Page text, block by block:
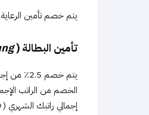
يتم خصم تأمين الرعاية طويلة الأجل بنسبة 3.05٪ من
تأمين البطالة (
يتم خصم
الخصم من الراتب
إجمالي راتبك الشهري (